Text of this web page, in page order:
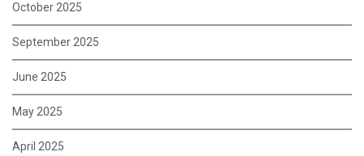
October 2025
September 2025
June 2025
May 2025
April 2025